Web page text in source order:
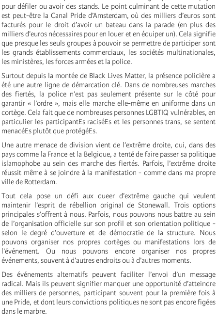
pour défiler ou avoir des stands. Le point culminant de cette mutation
est peut-être la Canal Pride d’Amsterdam, où des milliers d’euros sont
facturés pour le droit d’avoir un bateau dans la parade (en plus des
milliers d’euros nécessaires pour en louer et en équiper un). Cela signifie
que presque les seuls groupes à pouvoir se permettre de participer sont
les grands établissements commerciaux, les sociétés multinationales,
les ministères, les forces armées et la police.
Surtout depuis la montée de Black Lives Matter, la présence policière a
été une autre ligne de démarcation clé. Dans de nombreuses marches
des fiertés, la police n’est pas seulement présente sur le côté pour
garantir « l’ordre », mais elle marche elle-même en uniforme dans un
cortège. Cela fait que de nombreuses personnes LGBTIQ vulnérables, en
particulier les participantEs raciséEs et les personnes trans, se sentent
menacéEs plutôt que protégéEs.
Une autre menace de division vient de l’extrême droite, qui, dans des
pays comme la France et la Belgique, a tenté de faire passer sa politique
islamophobe au sein des marche des fiertés. Parfois, l’extrême droite
réussit même à se joindre à la manifestation - comme dans ma propre
ville de Rotterdam.
Tout cela pose un défi aux queer d’extrême gauche qui veulent
maintenir l’esprit de rébellion original de Stonewall. Trois options
principales s’offrent à nous. Parfois, nous pouvons nous battre au sein
de l’organisation officielle sur son profil et son orientation politique -
selon le degré d’ouverture et de démocratie de la structure. Nous
pouvons organiser nos propres cortèges ou manifestations lors de
l’événement. Ou nous pouvons encore organiser nos propres
événements, souvent à d’autres endroits ou à d’autres moments.
Des événements alternatifs peuvent faciliter l’envoi d’un message
radical. Mais ils peuvent signifier manquer une opportunité d’atteindre
des milliers de personnes, participant souvent pour la première fois à
une Pride, et dont leurs convictions politiques ne sont pas encore figées
dans le marbre.